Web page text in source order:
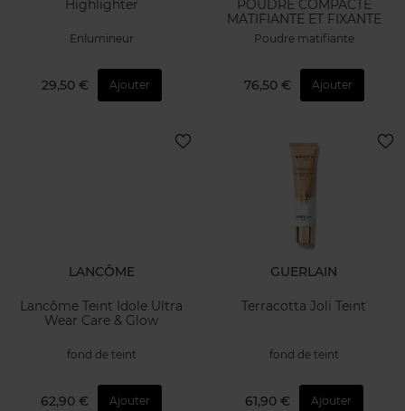
Highlighter
Enlumineur
29,50 € Ajouter
POUDRE COMPACTE
MATIFIANTE ET FIXANTE
Poudre matifiante
76,50 € Ajouter
LANCÔME
Lancôme Teint Idole Ultra
Wear Care & Glow
fond de teint
62,90 € Ajouter
GUERLAIN
Terracotta Joli Teint
fond de teint
61,90 € Ajouter